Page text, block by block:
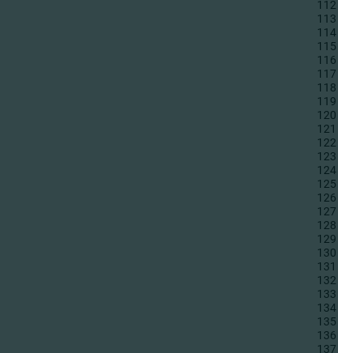
112
113
114
115
116
117
118
119
120
121
122
123
124
125
126
127
128
129
130
131
132
133
134
135
136
137